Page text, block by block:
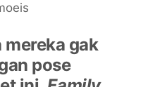
mereka gak
pose